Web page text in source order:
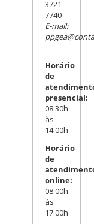
3721-
7740
E-mail:
Horário
de
presencial:
08:30h
às
14:00h
Horário
de
online:
08:00h
às
17:00h